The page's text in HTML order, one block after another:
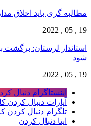
مطالبه گری باید اخلاق
19 , 05 , 2022
استاندار لرستان:
شود
19 , 05 , 2022
اینستاگرام دنبال
آپارات دنبال کردن
تلگرام دنبال کردن
ایتا دنبال کردن